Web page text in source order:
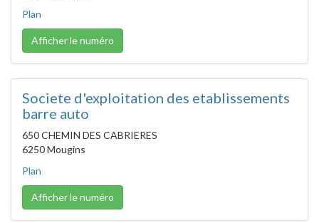
Plan
Afficher le numéro
Societe d'exploitation des etablissements
barre auto
650 CHEMIN DES CABRIERES
6250 Mougins
Plan
Afficher le numéro